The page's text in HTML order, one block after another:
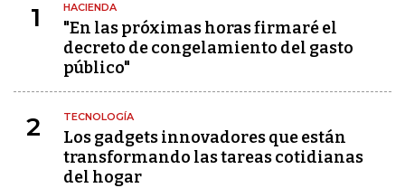
1 HACIENDA
"En las próximas horas firmaré el
decreto de congelamiento del gasto
público"
2 TECNOLOGÍA
Los gadgets innovadores que están
transformando las tareas cotidianas
del hogar